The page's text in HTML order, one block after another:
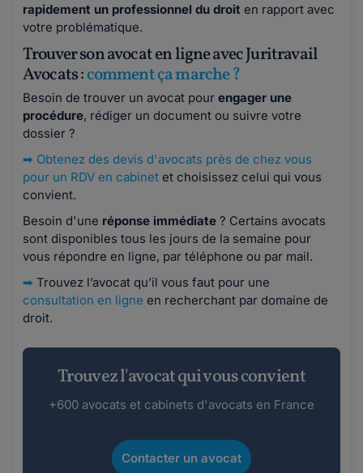
rapidement un professionnel du droit en rapport avec
votre problématique.
Trouver son avocat en ligne avec Juritravail
Avocats :comment ça marche ?
Besoin de trouver un avocat pour engager une
procédure, rédiger un document ou suivre votre
dossier ?
➡ Obtenez des devis d'avocats près de chez vous
pour un RDV en cabinet et choisissez celui qui vous
convient.
Besoin d'une réponse immédiate ? Certains avocats
sont disponibles tous les jours de la semaine pour
vous répondre en ligne, par téléphone ou par mail.
➡ Trouvez l’avocat qu’il vous faut pour une
consultation en ligne en recherchant par domaine de
droit.
Trouvez l'avocat qui vous convient
+600 avocats et cabinets d'avocats en France
Contacter un avocat